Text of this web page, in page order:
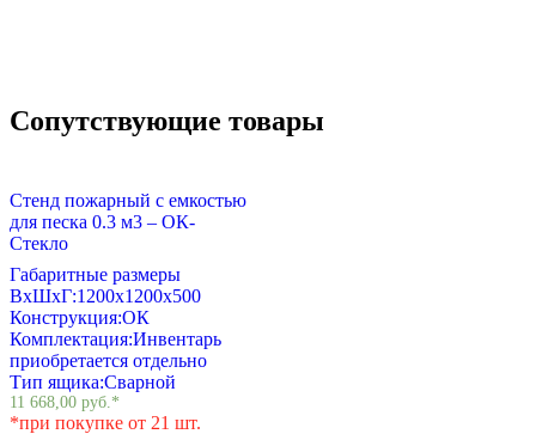
Сопутствующие товары
Стенд пожарный с емкостью
для песка 0.3 м3 – ОК-
Стекло
Габаритные размеры
ВхШхГ:1200х1200х500
Конструкция:ОК
Комплектация:Инвентарь
приобретается отдельно
Тип ящика:Сварной
11 668,00 руб. *
*при покупке от 21 шт.